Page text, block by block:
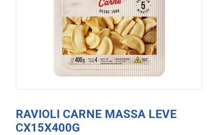
RAVIOLI CARNE MASSA LEVE
CX15X400G